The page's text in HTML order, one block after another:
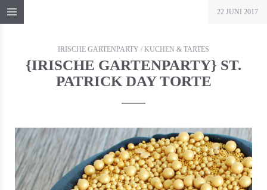
22 JUNI 2017
IRISCHE GARTENPARTY / KUCHEN & TARTES
{IRISCHE GARTENPARTY} ST.
PATRICK DAY TORTE